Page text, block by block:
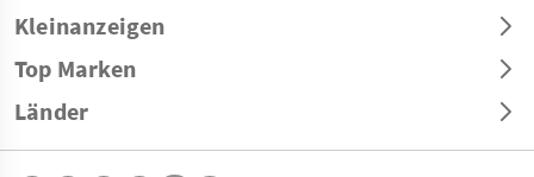
Kleinanzeigen
Top Marken
Länder